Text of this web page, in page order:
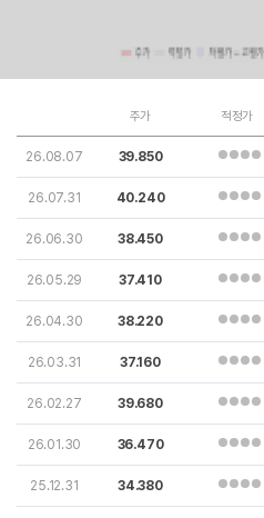
주가 적정가
26.08.07 39.850
26.07.31 40.240
26.06.30 38.450
26.05.29 37.410
26.04.30 38.220
26.03.31 37.160
26.02.27 39.680
26.01.30 36.470
25.12.31 34.380